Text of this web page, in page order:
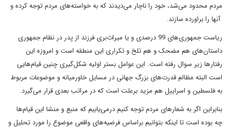
مردم محدود می‌شد، خود را ناچار می‌دیدند که به خواسته‌های مردم توجه کرده و
آنها را براورده سازند.
ریاست جمهوری‌های 99 درصدی و یا میراث‌بری فرزند از پدر در نظام جمهوری
داستان‌های هم مضحک و هم تلخ و تکراری این منطقه است و امروزه این
رفتارها زیر سوال رفته است. این عوامل بستر اولیه شکل‌گیری چنین قیام‌هایی
است البته مظالم قدرت‌های بزرگ جهانی در مسایل خاورمیانه و موضوعات مربوط
به فلسطین و اسراییل هم مزید برعلت است که در مراتب بعدی قرار می‌گیرد.
بنابراین اگر به شعارهای مردم توجه کنیم درمی‌یابیم که منبع و منشا این قیام‌ها
چه بوده است تا اینکه بتوانیم براساس فرضیه‌های واقعی موضوع را مورد تحلیل و